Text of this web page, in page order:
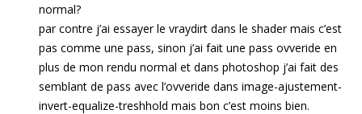
normal?
par contre j’ai essayer le vraydirt dans le shader mais c’est
pas comme une pass, sinon j’ai fait une pass ovveride en
plus de mon rendu normal et dans photoshop j’ai fait des
semblant de pass avec l’ovveride dans image-ajustement-
invert-equalize-treshhold mais bon c’est moins bien.